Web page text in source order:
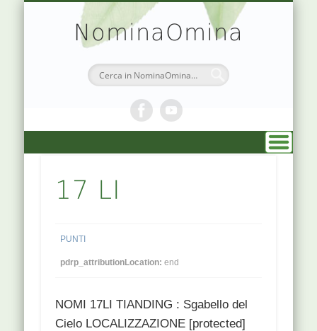
NominaOmina
HOME
CHI SONO
MEDICINA CINESE
SIMBOLOGIA
ATLANTE PUNTI
TEORIA & APPUNTI
DR. AGO
PRENOTAZIONI
17 LI
PUNTI
pdrp_attributionLocation: end
NOMI 17LI TIANDING : Sgabello del
Cielo LOCALIZZAZIONE [protected]